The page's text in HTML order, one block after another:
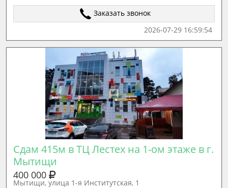
Заказать звонок
2026-07-29 16:59:54
Сдам 415м в ТЦ Лестех на 1-ом этаже в г.
Мытищи
400 000
Мытищи, улица 1-я Институтская, 1